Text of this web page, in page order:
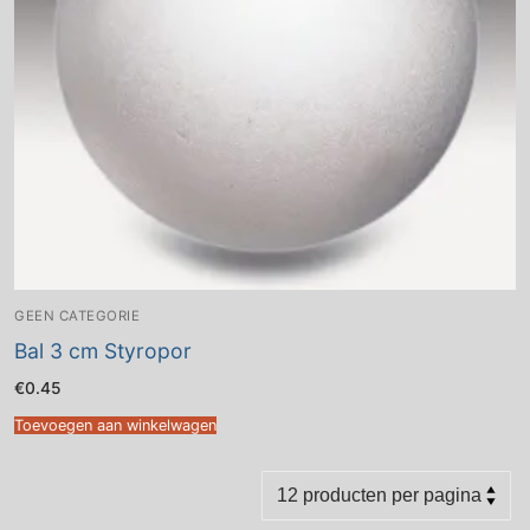
GEEN CATEGORIE
Bal 3 cm Styropor
€0.45
Toevoegen aan winkelwagen